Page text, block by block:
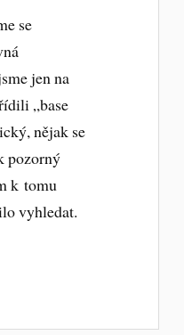
se
jen na
„base
nějak se
pozorný
k tomu
vyhledat.